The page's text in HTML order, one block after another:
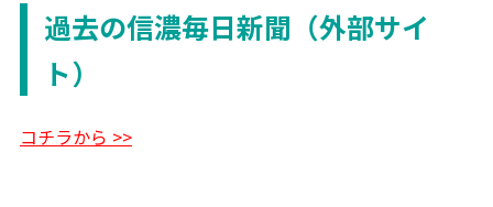
過去の信濃毎日新聞（外部サイ
ト）
コチラから >>